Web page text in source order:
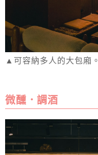
▲可容納多人的大包廂。
微醺．調酒